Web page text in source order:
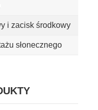
i zacisk środkowy
słonecznego